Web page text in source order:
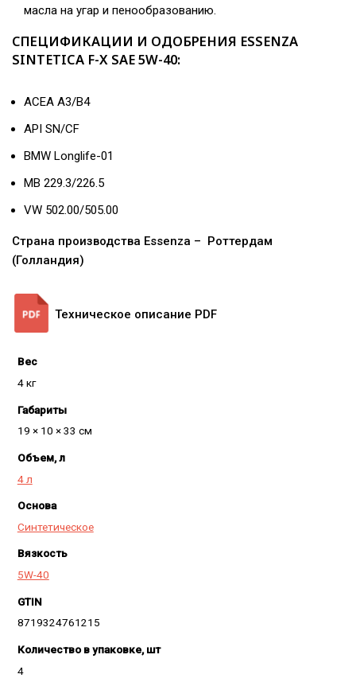
масла на угар и пенообразованию.
СПЕЦИФИКАЦИИ И ОДОБРЕНИЯ ESSENZA
SINTETICA F-X SAE 5W-40:
ACEA A3/B4
API SN/CF
BMW Longlife-01
MB 229.3/226.5
VW 502.00/505.00
Страна производства Essenza – Роттердам
(Голландия)
Техническое описание PDF
Вес
4 кг
Габариты
19 × 10 × 33 см
Объем, л
4 л
Основа
Синтетическое
Вязкость
5W-40
GTIN
8719324761215
Количество в упаковке, шт
4